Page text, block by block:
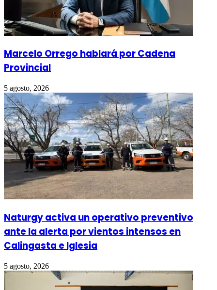
Marcelo Orrego hablará por Cadena
Provincial
5 agosto, 2026
Naturgy activa un operativo preventivo
ante la alerta por vientos intensos en
Calingasta e Iglesia
5 agosto, 2026